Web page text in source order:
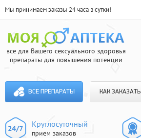
Мы принимаем заказы 24 часа в сутки!
все для Вашего сексуального здоровья
препараты для повышения потенции
ВСЕ ПРЕПАРАТЫ КАК ЗАКАЗАТЬ
Круглосуточный
прием заказов